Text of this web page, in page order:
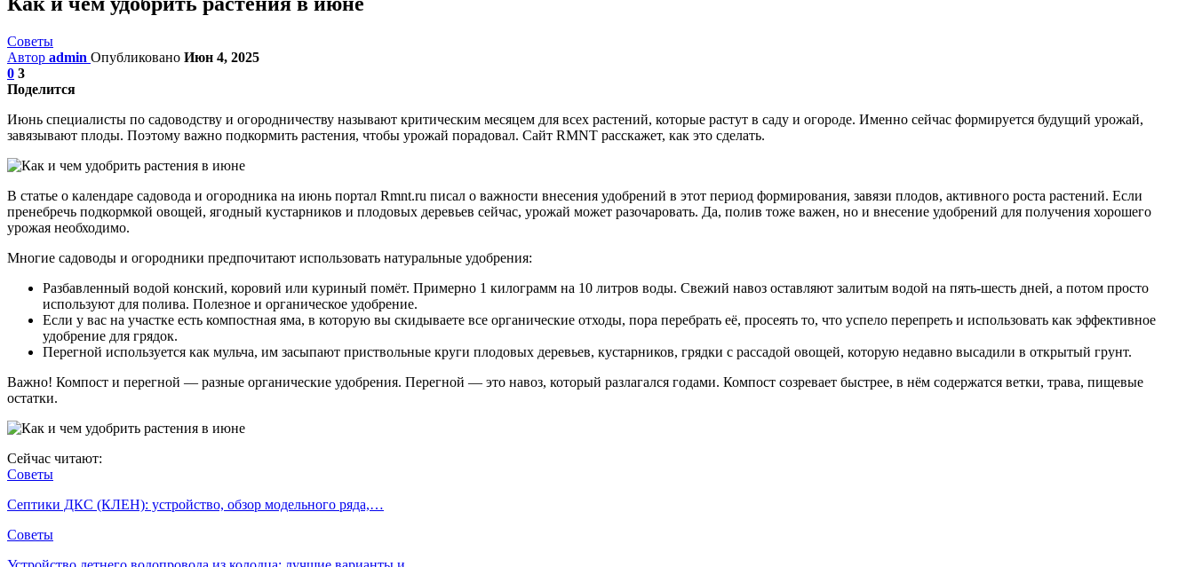
Советы
Автор admin Опубликовано Июн 4, 2025
0 3
Поделится
Июнь специалисты по садоводству и огородничеству называют критическим месяцем для всех растений, которые растут в саду и огороде. Именно сейчас формируется будущий урожай,
завязывают плоды. Поэтому важно подкормить растения, чтобы урожай порадовал. Сайт RMNT расскажет, как это сделать.
В статье о календаре садовода и огородника на июнь портал Rmnt.ru писал о важности внесения удобрений в этот период формирования, завязи плодов, активного роста растений. Если
пренебречь подкормкой овощей, ягодный кустарников и плодовых деревьев сейчас, урожай может разочаровать. Да, полив тоже важен, но и внесение удобрений для получения хорошего
урожая необходимо.
Многие садоводы и огородники предпочитают использовать натуральные удобрения:
Разбавленный водой конский, коровий или куриный помёт. Примерно 1 килограмм на 10 литров воды. Свежий навоз оставляют залитым водой на пять-шесть дней, а потом просто
используют для полива. Полезное и органическое удобрение.
Если у вас на участке есть компостная яма, в которую вы скидываете все органические отходы, пора перебрать её, просеять то, что успело перепреть и использовать как эффективное
удобрение для грядок.
Перегной используется как мульча, им засыпают приствольные круги плодовых деревьев, кустарников, грядки с рассадой овощей, которую недавно высадили в открытый грунт.
Важно! Компост и перегной — разные органические удобрения. Перегной — это навоз, который разлагался годами. Компост созревает быстрее, в нём содержатся ветки, трава, пищевые
остатки.
Сейчас читают:
Советы
Септики ДКС (КЛЕН): устройство, обзор модельного ряда,…
Советы